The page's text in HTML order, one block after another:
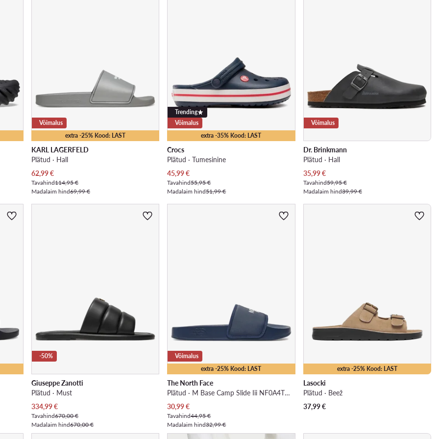
extra -25% Kood: LAST
Võimalus
KARL LAGERFELD
Plätud · Hall
Praegune hind
62,99€
Tavahind114,95 €
Madalaim hind69,99 €
extra -35% Kood: LAST
Trending
Võimalus
Crocs
Plätud · Tumesinine
Praegune hind
45,99€
Tavahind55,95 €
Madalaim hind51,99 €
Võimalus
Dr. Brinkmann
Plätud · Hall
Praegune hind
35,99€
Tavahind59,95 €
Madalaim hind39,99 €
-50%
Giuseppe Zanotti
Plätud · Must
Praegune hind
334,99€
Tavahind670,00 €
Madalaim hind670,00 €
extra -25% Kood: LAST
Võimalus
The North Face
Plätud · M Base Camp Slide Iii NF0A4T2RI851 · Tumesinine
Praegune hind
30,99€
Tavahind44,95 €
Madalaim hind32,99 €
extra -25% Kood: LAST
Lasocki
Plätud · Beež
37,99€